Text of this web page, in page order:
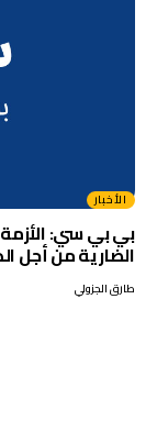
الأخبار
بي بي سي:
الضارية من أجل
طارق الجزولي